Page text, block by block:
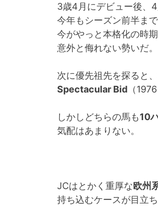
3歳4月にデビュー後、4
今年もシーズン前半ま
今がやっと本格化の時期
意外と侮れない勢いだ。
次に優先祖先を探ると
Spectacular Bid （
しかしどちらの馬も10
気配はあまりない。
JCはとかく重厚な欧州
持ち込むケースが目立